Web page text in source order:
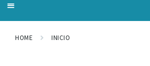
HOME INICIO